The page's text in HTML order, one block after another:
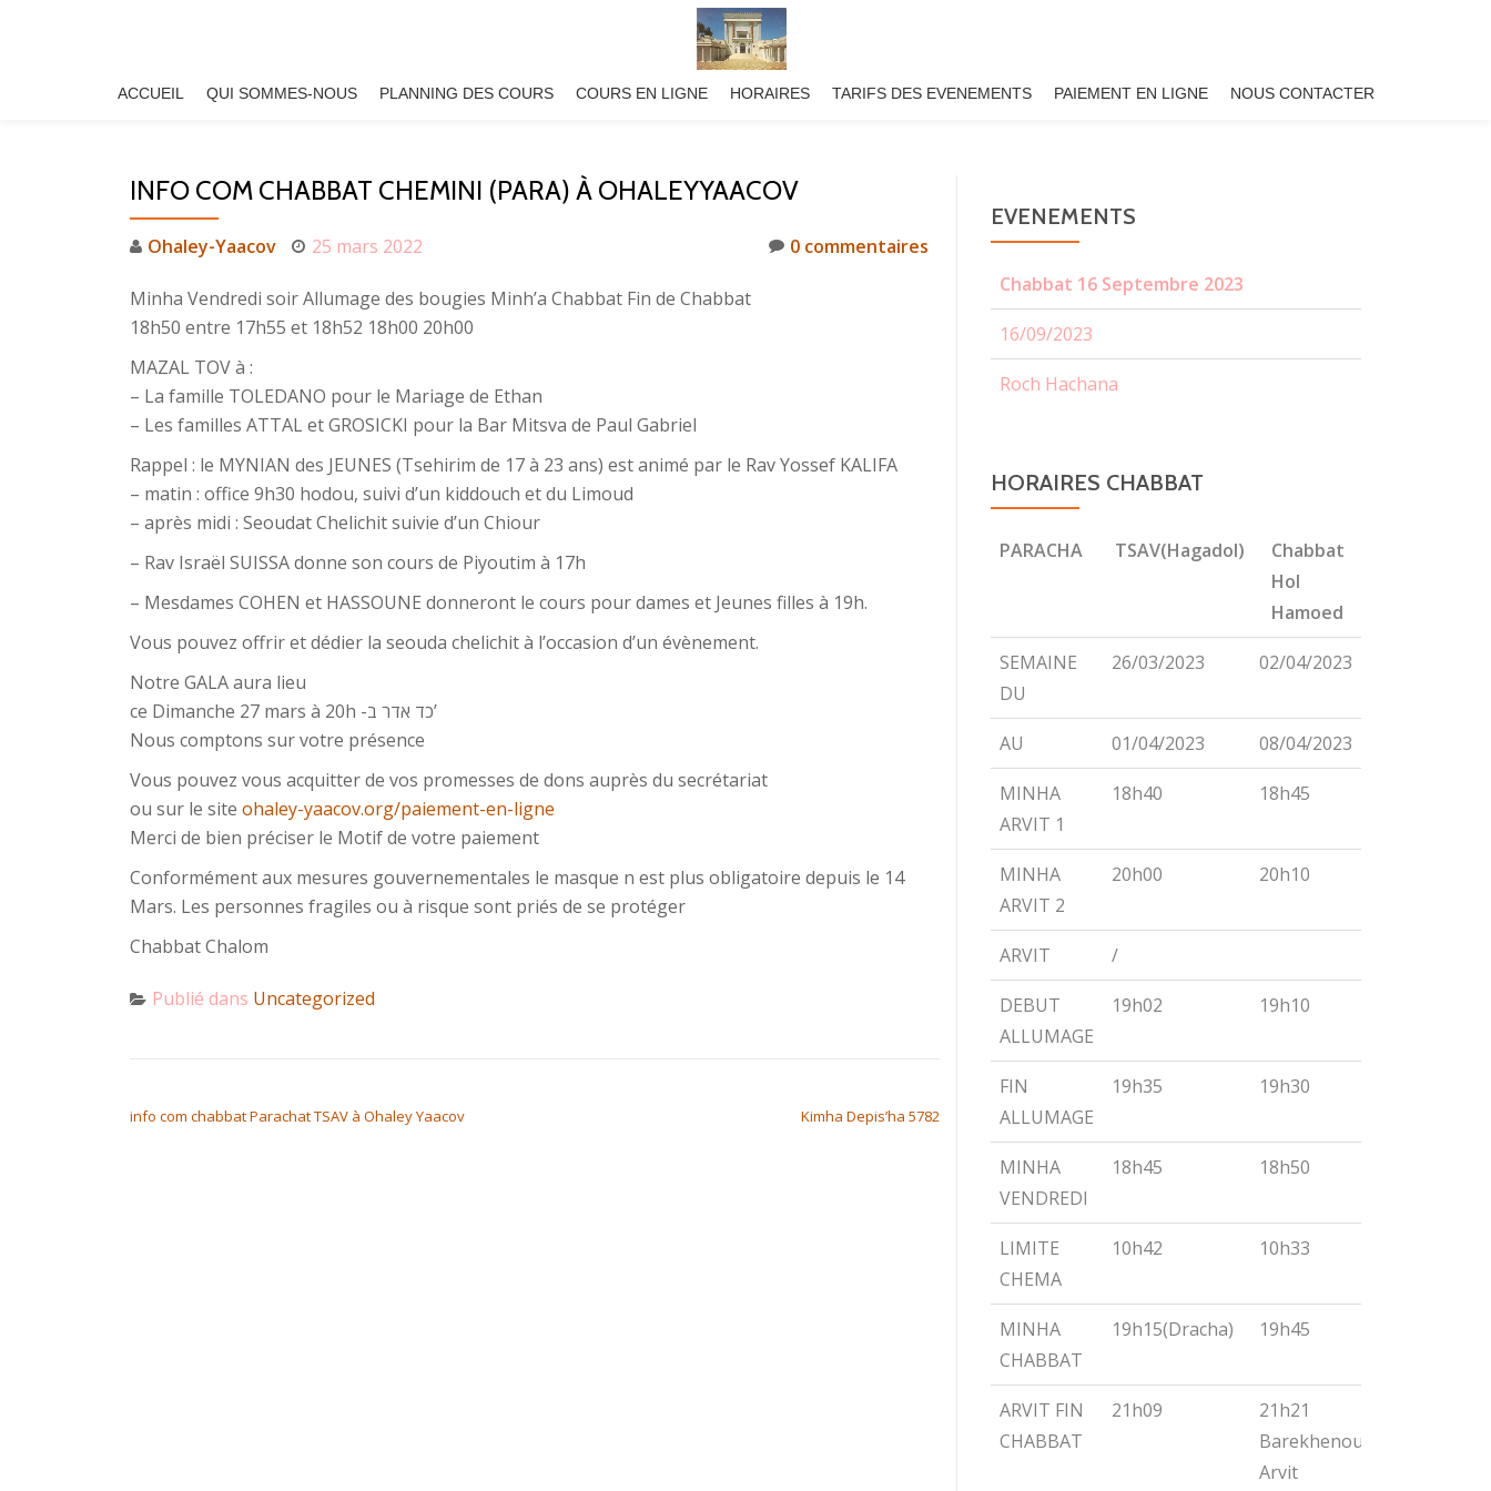
ACCUEIL QUI SOMMES-NOUS PLANNING DES COURS COURS EN LIGNE HORAIRES TARIFS DES EVENEMENTS PAIEMENT EN LIGNE NOUS CONTACTER
INFO COM CHABBAT CHEMINI (PARA) À OHALEYYAACOV
Ohaley-Yaacov 25 mars 2022 0 commentaires
Minha Vendredi soir Allumage des bougies Minh’a Chabbat Fin de Chabbat
18h50 entre 17h55 et 18h52 18h00 20h00
MAZAL TOV à :
– La famille TOLEDANO pour le Mariage de Ethan
– Les familles ATTAL et GROSICKI pour la Bar Mitsva de Paul Gabriel
Rappel : le MYNIAN des JEUNES (Tsehirim de 17 à 23 ans) est animé par le Rav Yossef KALIFA
– matin : office 9h30 hodou, suivi d’un kiddouch et du Limoud
– après midi : Seoudat Chelichit suivie d’un Chiour
– Rav Israël SUISSA donne son cours de Piyoutim à 17h
– Mesdames COHEN et HASSOUNE donneront le cours pour dames et Jeunes filles à 19h.
Vous pouvez offrir et dédier la seouda chelichit à l’occasion d’un évènement.
Notre GALA aura lieu
ce Dimanche 27 mars à 20h -כד אדר ב’
Nous comptons sur votre présence
Vous pouvez vous acquitter de vos promesses de dons auprès du secrétariat
ou sur le site ohaley-yaacov.org/paiement-en-ligne
Merci de bien préciser le Motif de votre paiement
Conformément aux mesures gouvernementales le masque n est plus obligatoire depuis le 14
Mars. Les personnes fragiles ou à risque sont priés de se protéger
Chabbat Chalom
Publié dans Uncategorized
info com chabbat Parachat TSAV à Ohaley Yaacov Kimha Depis’ha 5782
EVENEMENTS
Chabbat 16 Septembre 2023
16/09/2023
Roch Hachana
HORAIRES CHABBAT
PARACHA TSAV(Hagadol)
Chabbat
Hol
Hamoed
PARACHA TSAV(Hagadol)
Chabbat
Hamoed
SEMAINE
DU
26/03/2023 02/04/2023
AU 01/04/2023 08/04/2023
MINHA
ARVIT 1
18h40 18h45
MINHA
ARVIT 2
20h00 20h10
ARVIT /
DEBUT
ALLUMAGE
19h02 19h10
FIN
ALLUMAGE
19h35 19h30
MINHA
VENDREDI
18h45 18h50
LIMITE
CHEMA
10h42 10h33
MINHA
CHABBAT
19h15(Dracha) 19h45
ARVIT FIN
CHABBAT
21h09
21h21
Barekhenou
Arvit